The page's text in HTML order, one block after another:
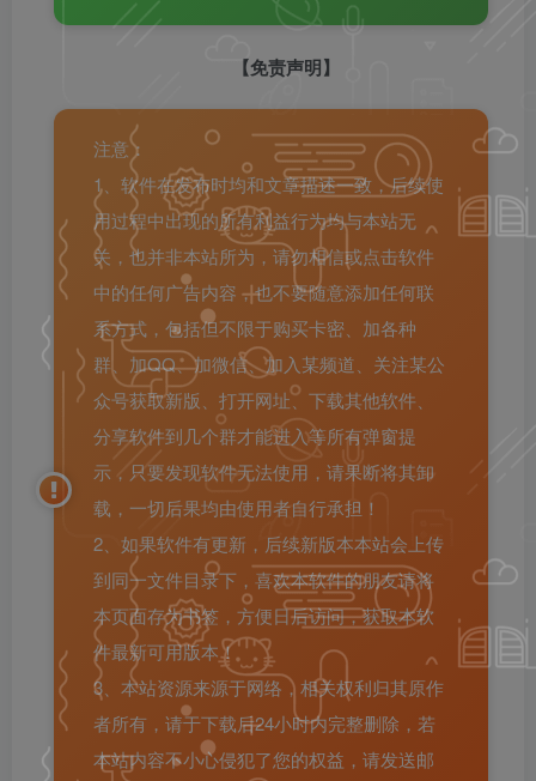
【免责声明】
注意：
1、软件在发布时均和文章描述一致，后续使
用过程中出现的所有利益行为均与本站无
关，也并非本站所为，请勿相信或点击软件
中的任何广告内容，也不要随意添加任何联
系方式，包括但不限于购买卡密、加各种
群、加QQ、加微信、加入某频道、关注某公
众号获取新版、打开网址、下载其他软件、
分享软件到几个群才能进入等所有弹窗提
示，只要发现软件无法使用，请果断将其卸
载，一切后果均由使用者自行承担！
2、如果软件有更新，后续新版本本站会上传
到同一文件目录下，喜欢本软件的朋友请将
本页面存为书签，方便日后访问，获取本软
件最新可用版本！
3、本站资源来源于网络，相关权利归其原作
者所有，请于下载后24小时内完整删除，若
本站内容不小心侵犯了您的权益，请发送邮